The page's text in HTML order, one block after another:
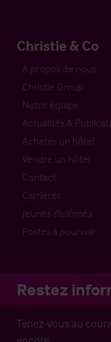
Christie & Co
À propos de nous
Christie Group
Notre équipe
Actualités &
Acheter un hôtel
Vendre un hôtel
Contact
Carrières
Jeunes diplômés
Postes à pourvoir
Restez
Tenez-vous au